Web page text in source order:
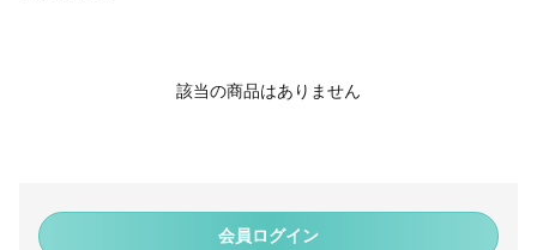
会員ログイン
該当の商品はありません